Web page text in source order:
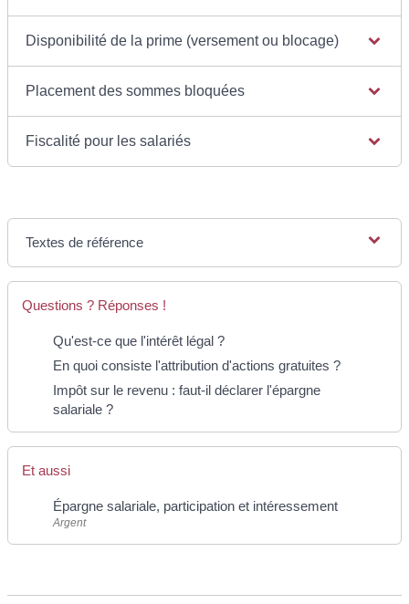
Disponibilité de la prime (versement ou blocage)
Placement des sommes bloquées
Fiscalité pour les salariés
Textes de référence
Questions ? Réponses !
Qu'est-ce que l'intérêt légal ?
En quoi consiste l'attribution d'actions gratuites ?
Impôt sur le revenu : faut-il déclarer l'épargne
salariale ?
Et aussi
Épargne salariale, participation et intéressement
Argent